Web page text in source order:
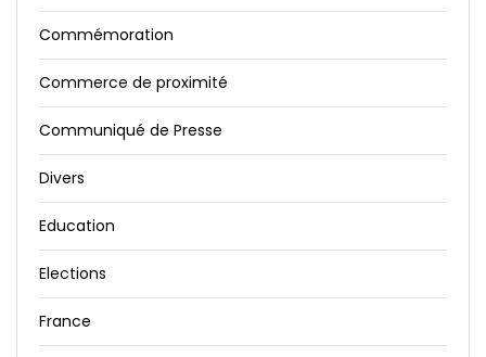
Commémoration
Commerce de proximité
Communiqué de Presse
Divers
Education
Elections
France